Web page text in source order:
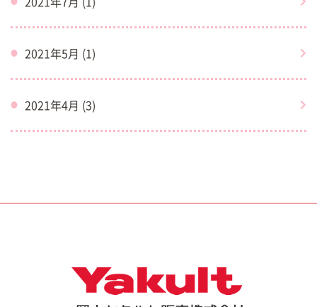
2021年5月 (1)
2021年4月 (3)